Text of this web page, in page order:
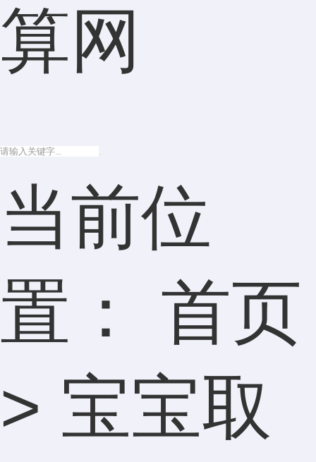
算网
当前位
置： 首页
> 宝宝取